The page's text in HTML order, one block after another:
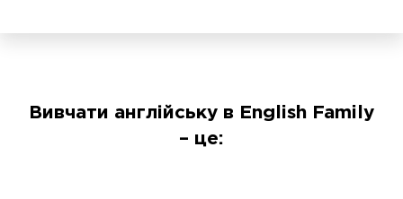
Вивчати англійську в English Family
– це: